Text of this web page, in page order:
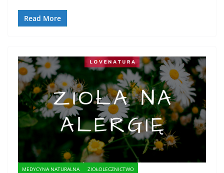
Read More
MEDYCYNA NATURALNA ZIOŁOLECZNICTWO